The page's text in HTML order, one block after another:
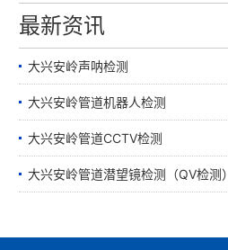
最新资讯
大兴安岭声呐检测
大兴安岭管道机器人检测
大兴安岭管道CCTV检测
大兴安岭管道潜望镜检测（QV检测）